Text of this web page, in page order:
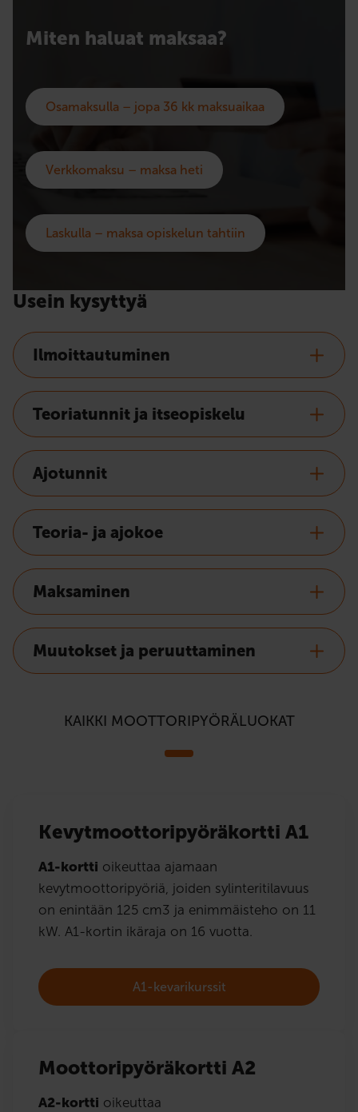
Miten haluat maksaa?
Osamaksulla – jopa 36 kk maksuaikaa
Verkkomaksu – maksa heti
Laskulla – maksa opiskelun tahtiin
Usein kysyttyä
Ilmoittautuminen
Teoriatunnit ja itseopiskelu
Ajotunnit
Teoria- ja ajokoe
Maksaminen
Muutokset ja peruuttaminen
KAIKKI MOOTTORIPYÖRÄLUOKAT
Kevytmoottoripyöräkortti A1
A1-kortti oikeuttaa ajamaan
kevytmoottoripyöriä, joiden sylinteritilavuus
on enintään 125 cm3 ja enimmäisteho on 11
kW. A1-kortin ikäraja on 16 vuotta.
A1-kevarikurssit
Moottoripyöräkortti A2
A2-kortti oikeuttaa